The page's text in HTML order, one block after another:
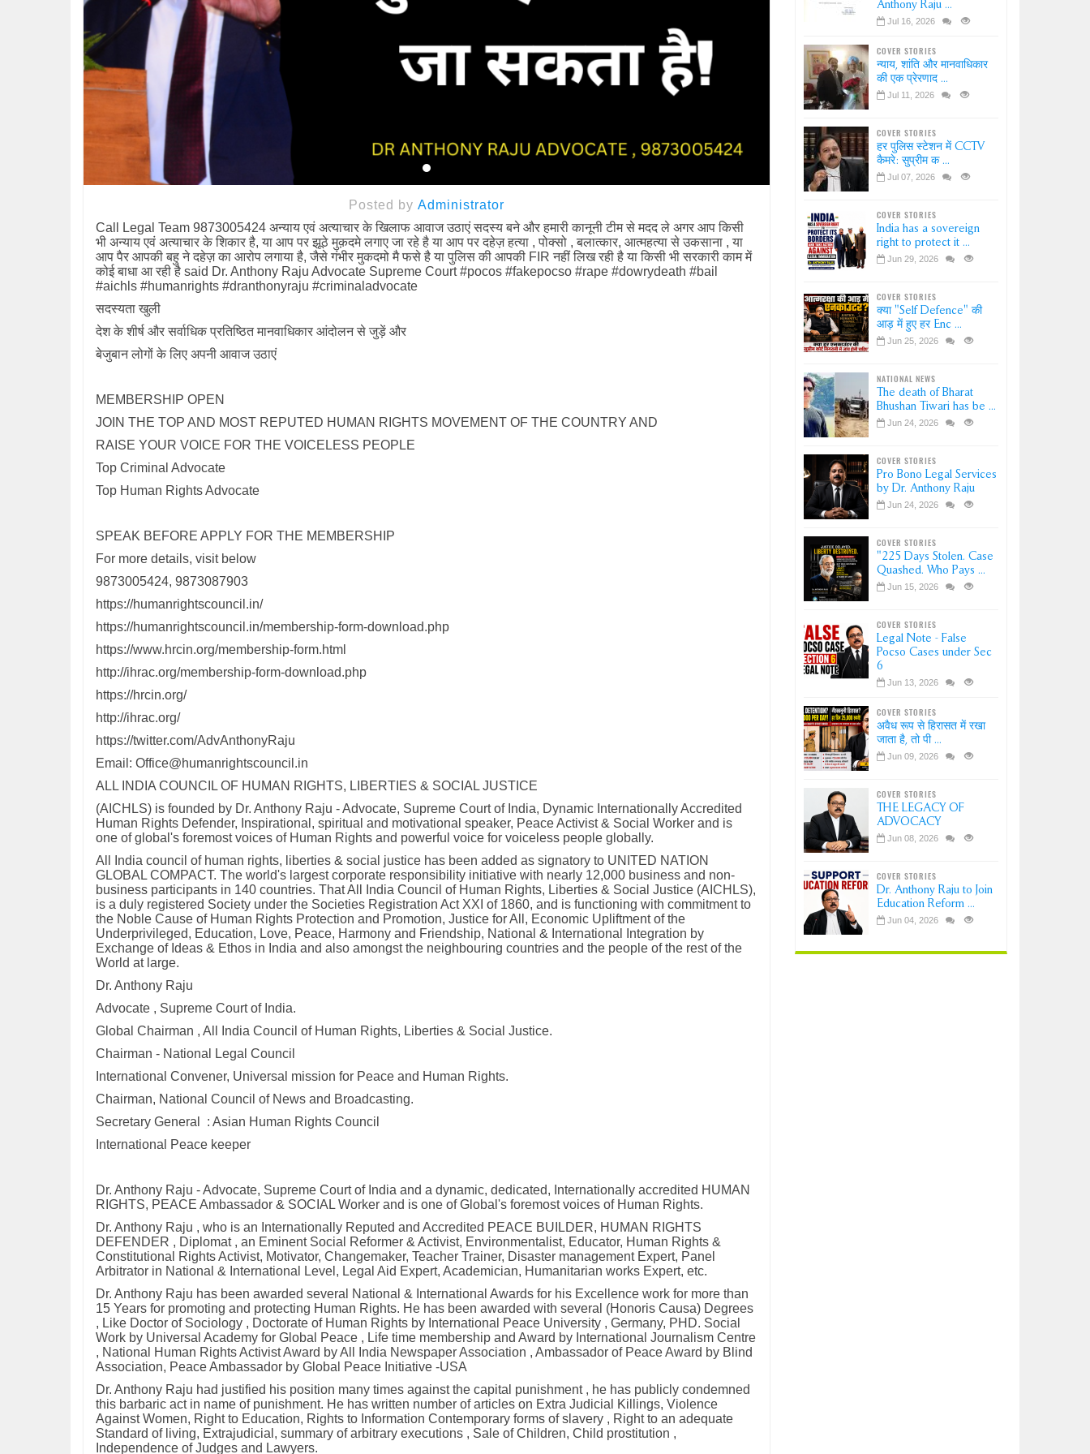
Posted by Administrator
Call Legal Team 9873005424 अन्याय एवं अत्याचार के खिलाफ आवाज उठाएं सदस्य बने और हमारी कानूनी टीम से मदद ले अगर आप किसी
भी अन्याय एवं अत्याचार के शिकार है, या आप पर झूठे मुक़दमे लगाए जा रहे है या आप पर दहेज़ हत्या , पोक्सो , बलात्कार, आत्महत्या से उकसाना , या
आप पैर आपकी बहु ने दहेज़ का आरोप लगाया है, जैसे गंभीर मुकदमो मै फसे है या पुलिस की आपकी FIR नहीं लिख रही है या किसी भी सरकारी काम में
कोई बाधा आ रही है said Dr. Anthony Raju Advocate Supreme Court #pocos #fakepocso #rape #dowrydeath #bail
#aichls #humanrights #dranthonyraju #criminaladvocate
सदस्यता खुली
देश के शीर्ष और सर्वाधिक प्रतिष्ठित मानवाधिकार आंदोलन से जुड़ें और
बेजुबान लोगों के लिए अपनी आवाज उठाएं
MEMBERSHIP OPEN
JOIN THE TOP AND MOST REPUTED HUMAN RIGHTS MOVEMENT OF THE COUNTRY AND
RAISE YOUR VOICE FOR THE VOICELESS PEOPLE
Top Criminal Advocate
Top Human Rights Advocate
SPEAK BEFORE APPLY FOR THE MEMBERSHIP
For more details, visit below
9873005424, 9873087903
https://humanrightscouncil.in/
https://humanrightscouncil.in/membership-form-download.php
https://www.hrcin.org/membership-form.html
http://ihrac.org/membership-form-download.php
https://hrcin.org/
http://ihrac.org/
https://twitter.com/AdvAnthonyRaju
Email: Office@humanrightscouncil.in
ALL INDIA COUNCIL OF HUMAN RIGHTS, LIBERTIES & SOCIAL JUSTICE
(AICHLS) is founded by Dr. Anthony Raju - Advocate, Supreme Court of India, Dynamic Internationally Accredited
Human Rights Defender, Inspirational, spiritual and motivational speaker, Peace Activist & Social Worker and is
one of global's foremost voices of Human Rights and powerful voice for voiceless people globally.
All India council of human rights, liberties & social justice has been added as signatory to UNITED NATION
GLOBAL COMPACT. The world's largest corporate responsibility initiative with nearly 12,000 business and non-
business participants in 140 countries. That All India Council of Human Rights, Liberties & Social Justice (AICHLS),
is a duly registered Society under the Societies Registration Act XXI of 1860, and is functioning with commitment to
the Noble Cause of Human Rights Protection and Promotion, Justice for All, Economic Upliftment of the
Underprivileged, Education, Love, Peace, Harmony and Friendship, National & International Integration by
Exchange of Ideas & Ethos in India and also amongst the neighbouring countries and the people of the rest of the
World at large.
Dr. Anthony Raju
Advocate , Supreme Court of India.
Global Chairman , All India Council of Human Rights, Liberties & Social Justice.
Chairman - National Legal Council
International Convener, Universal mission for Peace and Human Rights.
Chairman, National Council of News and Broadcasting.
Secretary General : Asian Human Rights Council
International Peace keeper
Dr. Anthony Raju - Advocate, Supreme Court of India and a dynamic, dedicated, Internationally accredited HUMAN
RIGHTS, PEACE Ambassador & SOCIAL Worker and is one of Global's foremost voices of Human Rights.
Dr. Anthony Raju , who is an Internationally Reputed and Accredited PEACE BUILDER, HUMAN RIGHTS
DEFENDER , Diplomat , an Eminent Social Reformer & Activist, Environmentalist, Educator, Human Rights &
Constitutional Rights Activist, Motivator, Changemaker, Teacher Trainer, Disaster management Expert, Panel
Arbitrator in National & International Level, Legal Aid Expert, Academician, Humanitarian works Expert, etc.
Dr. Anthony Raju has been awarded several National & International Awards for his Excellence work for more than
15 Years for promoting and protecting Human Rights. He has been awarded with several (Honoris Causa) Degrees
, Like Doctor of Sociology , Doctorate of Human Rights by International Peace University , Germany, PHD. Social
Work by Universal Academy for Global Peace , Life time membership and Award by International Journalism Centre
, National Human Rights Activist Award by All India Newspaper Association , Ambassador of Peace Award by Blind
Association, Peace Ambassador by Global Peace Initiative -USA
Dr. Anthony Raju had justified his position many times against the capital punishment , he has publicly condemned
this barbaric act in name of punishment. He has written number of articles on Extra Judicial Killings, Violence
Against Women, Right to Education, Rights to Information Contemporary forms of slavery , Right to an adequate
Standard of living, Extrajudicial, summary of arbitrary executions , Sale of Children, Child prostitution ,
Independence of Judges and Lawyers.
Anthony Raju ...
Jul 16, 2026
COVER STORIES
न्याय, शांति और मानवाधिकार
की एक प्रेरणाद ...
Jul 11, 2026
COVER STORIES
हर पुलिस स्टेशन में CCTV
कैमरे: सुप्रीम क ...
Jul 07, 2026
COVER STORIES
India has a sovereign
right to protect it ...
Jun 29, 2026
COVER STORIES
क्या "Self Defence" की
आड़ में हुए हर Enc ...
Jun 25, 2026
NATIONAL NEWS
The death of Bharat
Bhushan Tiwari has be ...
Jun 24, 2026
COVER STORIES
Pro Bono Legal Services
by Dr. Anthony Raju
Jun 24, 2026
COVER STORIES
"225 Days Stolen. Case
Quashed. Who Pays ...
Jun 15, 2026
COVER STORIES
Legal Note - False
Pocso Cases under Sec
6
Jun 13, 2026
COVER STORIES
अवैध रूप से हिरासत में रखा
जाता है, तो पी ...
Jun 09, 2026
COVER STORIES
THE LEGACY OF
ADVOCACY
Jun 08, 2026
COVER STORIES
Dr. Anthony Raju to Join
Education Reform ...
Jun 04, 2026